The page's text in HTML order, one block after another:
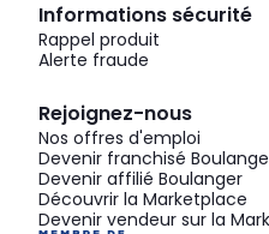
Informations sécurité
Rappel produit
Alerte fraude
Rejoignez-nous
Nos offres d'emploi
Devenir franchisé
Devenir affilié Boulanger
Découvrir la Marketplace
Devenir vendeur sur la